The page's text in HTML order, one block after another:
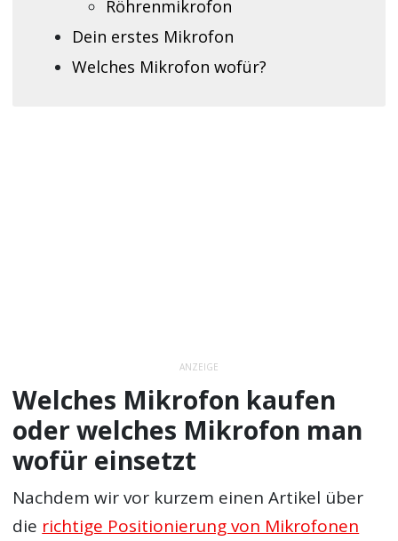
Röhrenmikrofon
Dein erstes Mikrofon
Welches Mikrofon wofür?
ANZEIGE
Welches Mikrofon kaufen
oder welches Mikrofon man
wofür einsetzt
Nachdem wir vor kurzem einen Artikel über
die richtige Positionierung von Mikrofonen